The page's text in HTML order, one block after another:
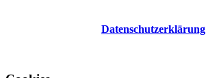
Datenschutzerklärung